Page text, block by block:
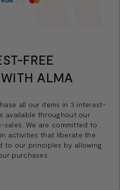
FREE
ALMA
all our items in 3 interest-
available throughout our
We are committed to
activities that liberate the
to our principles by allowing
purchases.